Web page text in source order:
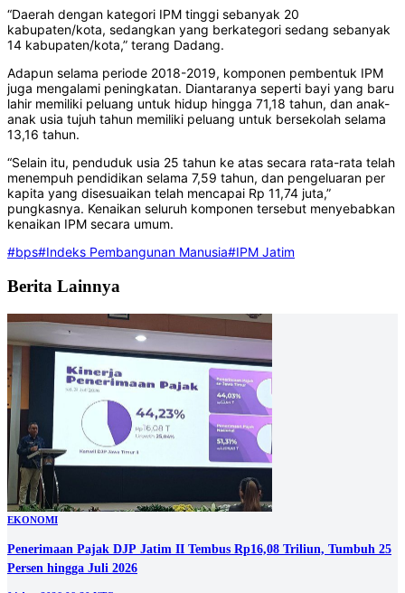
“Daerah dengan kategori IPM tinggi sebanyak 20
kabupaten/kota, sedangkan yang berkategori sedang sebanyak
14 kabupaten/kota,” terang Dadang.
Adapun selama periode 2018-2019, komponen pembentuk IPM
juga mengalami peningkatan. Diantaranya seperti bayi yang baru
lahir memiliki peluang untuk hidup hingga 71,18 tahun, dan anak-
anak usia tujuh tahun memiliki peluang untuk bersekolah selama
13,16 tahun.
“Selain itu, penduduk usia 25 tahun ke atas secara rata-rata telah
menempuh pendidikan selama 7,59 tahun, dan pengeluaran per
kapita yang disesuaikan telah mencapai Rp 11,74 juta,”
pungkasnya. Kenaikan seluruh komponen tersebut menyebabkan
kenaikan IPM secara umum.
#bps#Indeks Pembangunan Manusia#IPM Jatim
Berita Lainnya
EKONOMI
Penerimaan Pajak DJP Jatim II Tembus Rp16,08 Triliun, Tumbuh 25
Persen hingga Juli 2026